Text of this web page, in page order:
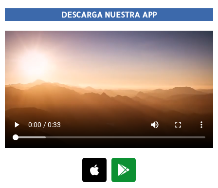
DESCARGA NUESTRA APP